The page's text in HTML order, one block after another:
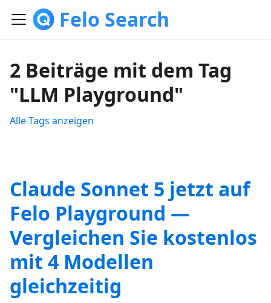
Felo Search
2 Beiträge mit dem Tag
"LLM Playground"
Alle Tags anzeigen
Claude Sonnet 5 jetzt auf
Felo Playground —
Vergleichen Sie kostenlos
mit 4 Modellen
gleichzeitig